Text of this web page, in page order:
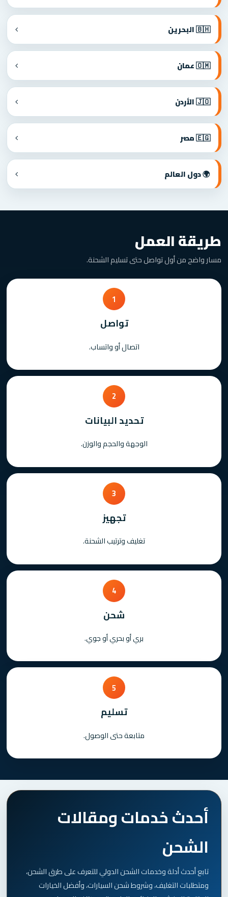
🇧🇭 البحرين
🇴🇲 عمان
🇯🇴 الأردن
🇪🇬 مصر
🌍 دول العالم
طريقة العمل
مسار واضح من أول تواصل حتى تسليم الشحنة.
1
تواصل
اتصال أو واتساب.
2
تحديد البيانات
الوجهة والحجم والوزن.
3
تجهيز
تغليف وترتيب الشحنة.
4
شحن
بري أو بحري أو جوي.
5
تسليم
متابعة حتى الوصول.
أحدث خدمات ومقالات
الشحن
تابع أحدث أدلة وخدمات الشحن الدولي للتعرف على طرق الشحن،
ومتطلبات التغليف، وشروط شحن السيارات، وأفضل الخيارات